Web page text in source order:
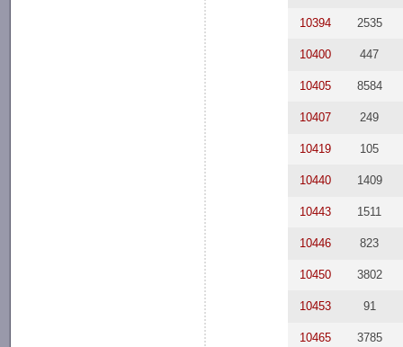
10394 2535
10400 447
10405 8584
10407 249
10419 105
10440 1409
10443 1511
10446 823
10450 3802
10453 91
10465 3785